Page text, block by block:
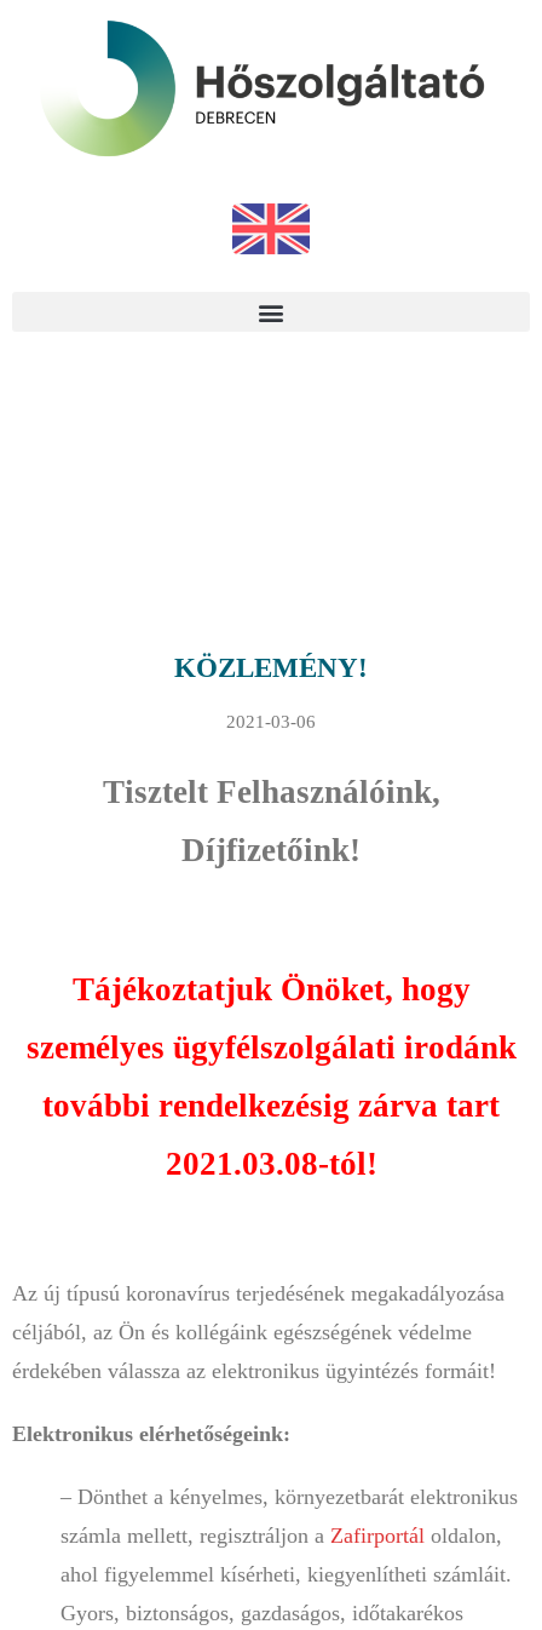
KÖZLEMÉNY!
2021-03-06
Tisztelt Felhasználóink,
Díjfizetőink!
Tájékoztatjuk Önöket, hogy
személyes ügyfélszolgálati irodánk
további rendelkezésig zárva tart
2021.03.08-tól!
Az új típusú koronavírus terjedésének megakadályozása
céljából, az Ön és kollégáink egészségének védelme
érdekében válassza az elektronikus ügyintézés formáit!
Elektronikus elérhetőségeink:
– Dönthet a kényelmes, környezetbarát elektronikus
számla mellett, regisztráljon a Zafirportál oldalon,
ahol figyelemmel kísérheti, kiegyenlítheti számláit.
Gyors, biztonságos, gazdaságos, időtakarékos